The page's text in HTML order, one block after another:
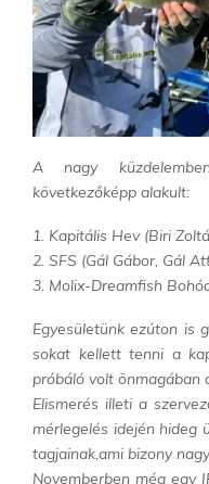
A nagy
következőképp alakult:
1. Kapitális Hev (Biri
2. SFS (Gál Gábor, Gál
3. Molix-Dreamfish
Egyesületünk ezúton is
sokat kellett tenni a
próbáló volt önmagában
Elismerés illeti a
mérlegelés idején hideg
tagjainak,ami bizony
Novemberben még egy